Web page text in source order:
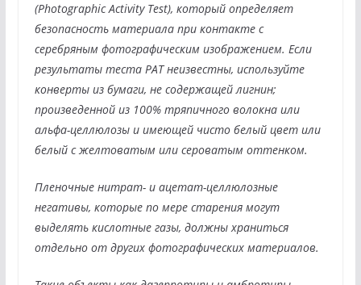
(Photographic Activity Test), который определяет
безопасность материала при контакте с
серебряным фотографическим изображением. Если
результаты теста PAT неизвестны, используйте
конверты из бумаги, не содержащей лигнин;
произведенной из 100% тряпичного волокна или
альфа-целлюлозы и имеющей чисто белый цвет или
белый с желтоватым или сероватым оттенком.
Пленочные нитрат- и ацетат-целлюлозные
негативы, которые по мере старения могут
выделять кислотные газы, должны храниться
отдельно от других фотографических материалов.